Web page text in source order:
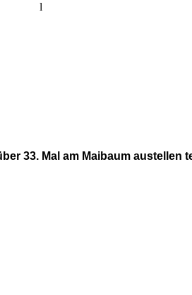
l
33. Mal am Maibaum austellen